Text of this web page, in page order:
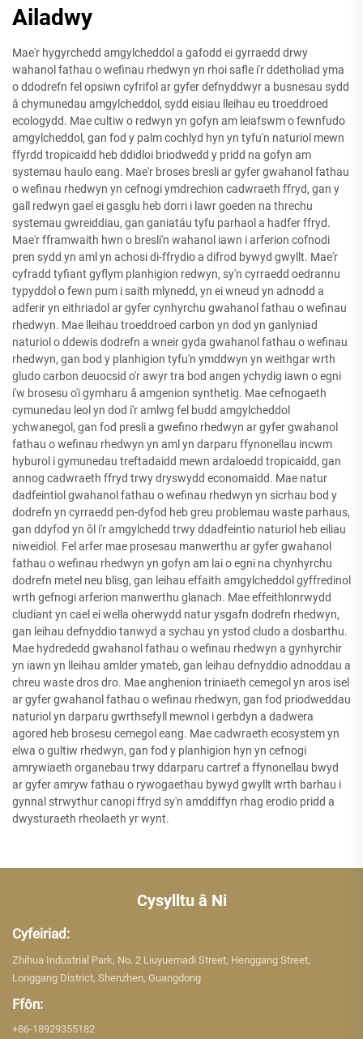
Ailadwy
Mae'r hygyrchedd amgylcheddol a gafodd ei gyrraedd drwy
wahanol fathau o wefinau rhedwyn yn rhoi safle i'r ddetholiad yma
o ddodrefn fel opsiwn cyfrifol ar gyfer defnyddwyr a busnesau sydd
â chymunedau amgylcheddol, sydd eisiau lleihau eu troeddroed
ecologydd. Mae cultiw o redwyn yn gofyn am leiafswm o fewnfudo
amgylcheddol, gan fod y palm cochlyd hyn yn tyfu'n naturiol mewn
ffyrdd tropicaidd heb ddidloi briodwedd y pridd na gofyn am
systemau haulo eang. Mae'r broses bresli ar gyfer gwahanol fathau
o wefinau rhedwyn yn cefnogi ymdrechion cadwraeth ffryd, gan y
gall redwyn gael ei gasglu heb dorri i lawr goeden na threchu
systemau gwreiddiau, gan ganiatáu tyfu parhaol a hadfer ffryd.
Mae'r fframwaith hwn o bresli'n wahanol iawn i arferion cofnodi
pren sydd yn aml yn achosi di-ffrydio a difrod bywyd gwyllt. Mae'r
cyfradd tyfiant gyflym planhigion redwyn, sy'n cyrraedd oedrannu
typyddol o fewn pum i saith mlynedd, yn ei wneud yn adnodd a
adferir yn eithriadol ar gyfer cynhyrchu gwahanol fathau o wefinau
rhedwyn. Mae lleihau troeddroed carbon yn dod yn ganlyniad
naturiol o ddewis dodrefn a wneir gyda gwahanol fathau o wefinau
rhedwyn, gan bod y planhigion tyfu'n ymddwyn yn weithgar wrth
gludo carbon deuocsid o'r awyr tra bod angen ychydig iawn o egni
i'w brosesu o'i gymharu â amgenion synthetig. Mae cefnogaeth
cymunedau leol yn dod i'r amlwg fel budd amgylcheddol
ychwanegol, gan fod presli a gwefino rhedwyn ar gyfer gwahanol
fathau o wefinau rhedwyn yn aml yn darparu ffynonellau incwm
hyburol i gymunedau treftadaidd mewn ardaloedd tropicaidd, gan
annog cadwraeth ffryd trwy dryswydd economaidd. Mae natur
dadfeintiol gwahanol fathau o wefinau rhedwyn yn sicrhau bod y
dodrefn yn cyrraedd pen-dyfod heb greu problemau waste parhaus,
gan ddyfod yn ôl i'r amgylchedd trwy ddadfeintio naturiol heb eiliau
niweidiol. Fel arfer mae prosesau manwerthu ar gyfer gwahanol
fathau o wefinau rhedwyn yn gofyn am lai o egni na chynhyrchu
dodrefn metel neu blisg, gan leihau effaith amgylcheddol gyffredinol
wrth gefnogi arferion manwerthu glanach. Mae effeithlonrwydd
cludiant yn cael ei wella oherwydd natur ysgafn dodrefn rhedwyn,
gan leihau defnyddio tanwyd a sychau yn ystod cludo a dosbarthu.
Mae hydrededd gwahanol fathau o wefinau rhedwyn a gynhyrchir
yn iawn yn lleihau amlder ymateb, gan leihau defnyddio adnoddau a
chreu waste dros dro. Mae anghenion triniaeth cemegol yn aros isel
ar gyfer gwahanol fathau o wefinau rhedwyn, gan fod priodweddau
naturiol yn darparu gwrthsefyll mewnol i gerbdyn a dadwera
agored heb brosesu cemegol eang. Mae cadwraeth ecosystem yn
elwa o gultiw rhedwyn, gan fod y planhigion hyn yn cefnogi
amrywiaeth organebau trwy ddarparu cartref a ffynonellau bwyd
ar gyfer amryw fathau o rywogaethau bywyd gwyllt wrth barhau i
gynnal strwythur canopi ffryd sy'n amddiffyn rhag erodio pridd a
dwysturaeth rheolaeth yr wynt.
Cysylltu â Ni
Cyfeiriad:
Zhihua Industrial Park, No. 2 Liuyuemadi Street, Henggang Street,
Longgang District, Shenzhen, Guangdong
Ffôn:
+86-18929355182